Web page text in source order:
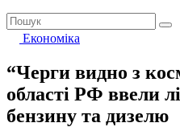
Економіка
“Черги видно з
області РФ ввели
бензину та дизелю